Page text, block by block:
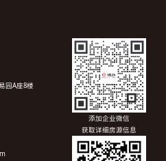
园A座8楼
添加企业微信
获取详细房源信息